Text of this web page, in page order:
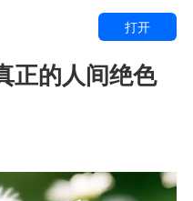
打开
正的人间绝色